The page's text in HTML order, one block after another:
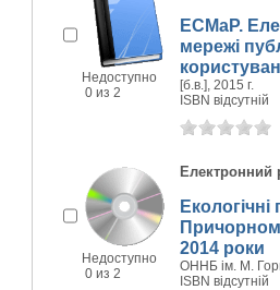
Недоступно
0 из 2
ЕСМаР.
мережі
[б.в.], 2015 г.
ISBN відсутній
Недоступно
0 из 2
Електронний
2014 роки
ОННБ ім. М.
ISBN відсутній